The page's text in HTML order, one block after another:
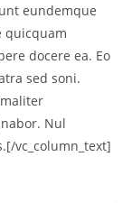
eundemque
quicquam
docere ea. Eo
sed soni.
Nul
vc_column_text]